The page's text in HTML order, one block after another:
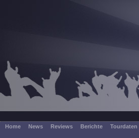
Home News Reviews Berichte Tourdaten